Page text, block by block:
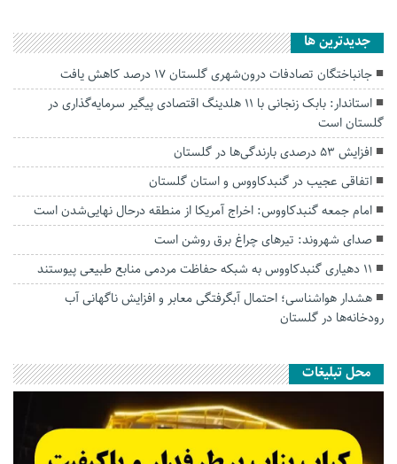
جديدترين ها
جانباختگان تصادفات درون‌شهری گلستان ۱۷ درصد کاهش یافت
استاندار: بابک زنجانی با ۱۱ هلدینگ اقتصادی پیگیر سرمایه‌گذاری در
گلستان است
افزایش ۵۳ درصدی بارندگی‌ها در گلستان
اتفاقی عجیب در‌ گنبدکاووس و استان گلستان
امام جمعه گنبدکاووس: اخراج آمریکا از منطقه درحال نهایی‌شدن است
صدای شهروند: تیرهای چراغ برق روشن است
۱۱ دهیاری گنبدکاووس به شبکه حفاظت مردمی منابع طبیعی پیوستند
هشدار هواشناسی؛ احتمال آبگرفتگی معابر و افزایش ناگهانی آب
رودخانه‌ها در گلستان
محل تبلیغات